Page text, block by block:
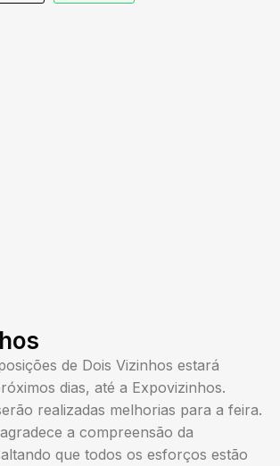
de Dois Vizinhos estará
dias, até a Expovizinhos.
realizadas melhorias para a feira.
a compreensão da
que todos os esforços estão